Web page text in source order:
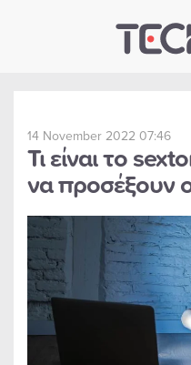
Skip to main content
14 November 2022 07:46
Τι είναι το
να προσέξουν